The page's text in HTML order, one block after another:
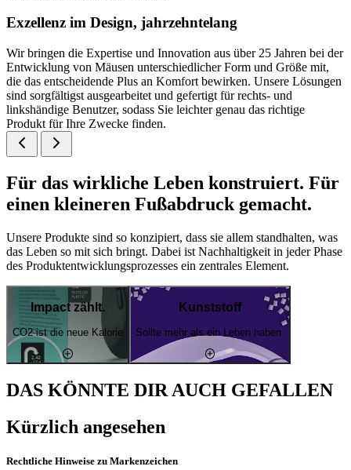
Exzellenz im Design, jahrzehntelang
Wir bringen die Expertise und Innovation aus über 25 Jahren bei der
Entwicklung von Mäusen unterschiedlicher Form und Größe mit,
die das entscheidende Plus an Komfort bewirken. Unsere Lösungen
sind sorgfältigst ausgearbeitet und gefertigt für rechts- und
linkshändige Benutzer, sodass Sie leichter genau das richtige
Produkt für Ihre Zwecke finden.
Für das wirkliche Leben konstruiert. Für
einen kleineren Fußabdruck gemacht.
Unsere Produkte sind so konzipiert, dass sie allem standhalten, was
das Leben so mit sich bringt. Dabei ist Nachhaltigkeit in jeder Phase
des Produktentwicklungsprozesses ein zentrales Element.
Impact zählt.
CO2 ist die neue Kalorie
Kunststoff
Sollte mehr als ein Leben haben.
DAS KÖNNTE DIR AUCH GEFALLEN
Kürzlich angesehen
Rechtliche Hinweise zu Markenzeichen